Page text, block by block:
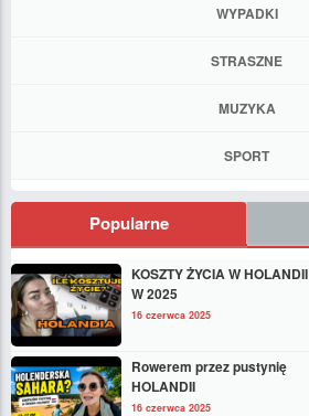
WYPADKI
STRASZNE
MUZYKA
SPORT
Popularne
KOSZTY ŻYCIA W HOLANDII
W 2025
16 czerwca 2025
Rowerem przez pustynię
HOLANDII
16 czerwca 2025